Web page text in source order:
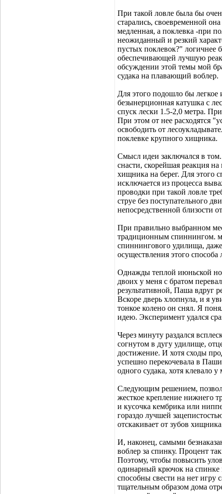
При такой ловле была бы
старались, своевременной
медленная, а поклевка -при
неожиданный и резкий
пустых поклевок?" логичнее
обеспечивающей лучшую
обсуждении этой темы мой
судака на плавающий воблер.
Для этого подошло бы легкое
безынерционная катушка с
спуск лески 1.5-2,0 метра.
При этом от нее расходятся
освободить от
поклевке крупного хищника.
Смысл идеи заключался в
снасти, скорейшая реакция
хищника на берег. Для этого
исключается из процесса
проводки при такой ловле
струе без поступательного
непосредственной близости
При правильно выбранном
традиционным спиннингом.
спиннингового удилища, даже
осуществления этого способа
Однажды теплой июньской
двоих у меня с братом
результативной, Паша вдруг
Вскоре дверь хлопнула, и я
тонкое колено он снял. Я
идею. Эксперимент удался
Через минуту раздался
согнутом в дугу удилище,
достижение. И хотя сходы
успешно перекочевала в
одного судака, хотя клевало
Следующим решением,
жесткое крепление нижнего
и кусочка кембрика или
гораздо лучшей
отскакивает от зубов
И, наконец, самыми
воблер за спинку. Процент
Поэтому, чтобы повысить
одинарный крючок на спинке
способны свести на нет
тщательным образом дома